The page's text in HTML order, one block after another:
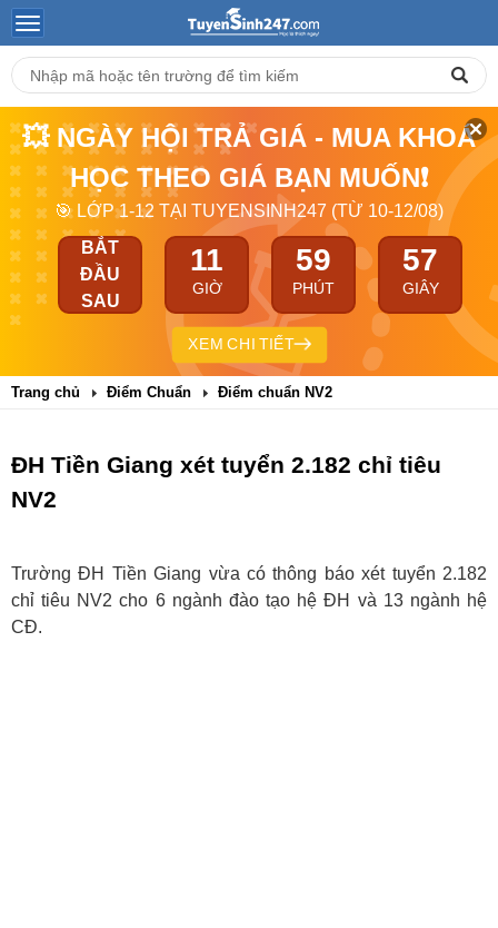
💥 NGÀY HỘI TRẢ GIÁ - MUA KHOÁ
HỌC THEO GIÁ BẠN MUỐN❗
🎯 LỚP 1-12 TẠI TUYENSINH247 (TỪ 10-12/08)
BẮT
ĐẦU
SAU
11
GIỜ
59
PHÚT
57
GIÂY
XEM CHI TIẾT
Trang chủ Điểm Chuẩn Điểm chuẩn NV2
ĐH Tiền Giang xét tuyển 2.182 chỉ tiêu
NV2
Trường ĐH Tiền Giang vừa có thông báo xét tuyển 2.182
chỉ tiêu NV2 cho 6 ngành đào tạo hệ ĐH và 13 ngành hệ
CĐ.